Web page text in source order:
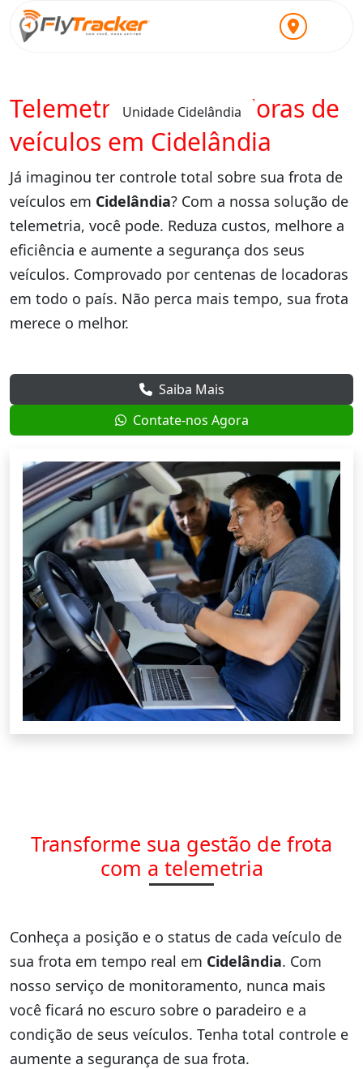
Unidade Cidelândia
Telemetria para locadoras de
veículos em Cidelândia
Já imaginou ter controle total sobre sua frota de
veículos em Cidelândia? Com a nossa solução de
telemetria, você pode. Reduza custos, melhore a
eficiência e aumente a segurança dos seus
veículos. Comprovado por centenas de locadoras
em todo o país. Não perca mais tempo, sua frota
merece o melhor.
Saiba Mais
Contate-nos Agora
Transforme sua gestão de frota
com a telemetria
Conheça a posição e o status de cada veículo de
sua frota em tempo real em Cidelândia. Com
nosso serviço de monitoramento, nunca mais
você ficará no escuro sobre o paradeiro e a
condição de seus veículos. Tenha total controle e
aumente a segurança de sua frota.